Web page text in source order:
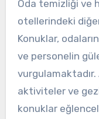
Oda temizliği ve
otellerindeki
Konuklar,
ve personelin
aktiviteler ve
konuklar